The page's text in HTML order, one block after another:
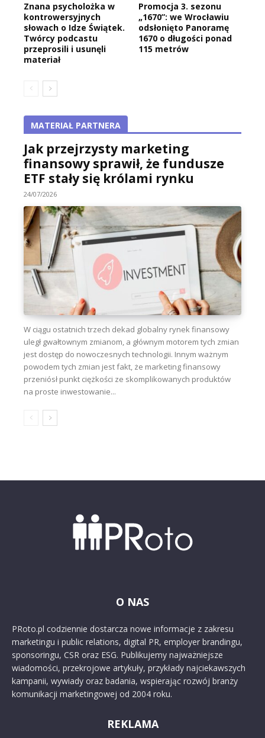
Znana psycholożka w
kontrowersyjnych
słowach o Idze Świątek.
Twórcy podcastu
przeprosili i usunęli
materiał
Promocja 3. sezonu
„1670”: we Wrocławiu
odsłonięto Panoramę
1670 o długości ponad
115 metrów
MATERIAŁ PARTNERA
Jak przejrzysty marketing
finansowy sprawił, że fundusze
ETF stały się królami rynku
24/07/2026
W ciągu ostatnich trzech dekad globalny rynek finansowy
uległ gwałtownym zmianom, a głównym motorem tych zmian
jest dostęp do nowoczesnych technologii. Innym ważnym
powodem tych zmian jest fakt, że marketing finansowy
przeniósł punkt ciężkości ze skomplikowanych produktów
na proste inwestowanie...
O NAS
PRoto.pl codziennie dostarcza nowe informacje z zakresu
marketingu i public relations, digital PR, employer brandingu,
sponsoringu, CSR oraz ESG. Publikujemy najważniejsze
wiadomości, przekrojowe artykuły, przykłady najciekawszych
kampanii, wywiady oraz badania, wspierając rozwój branży
komunikacji marketingowej od 2004 roku.
REKLAMA